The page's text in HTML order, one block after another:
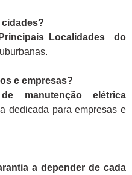
Localidades do
e empresas?
manutenção elétrica
dedicada para empresas e
a depender de cada